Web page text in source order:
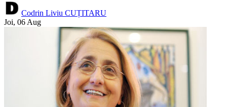
Codrin Liviu CUȚITARU
Joi, 06 Aug